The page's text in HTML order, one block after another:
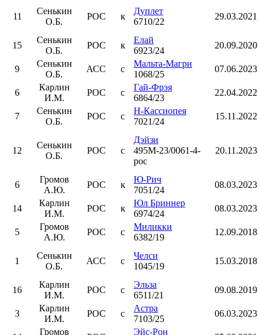
11
Сенькин
О.Б.
РОС к
Дуплет
6710/22
29.03.2021
15
Сенькин
О.Б.
РОС к
Елай
6923/24
20.09.2020
9
Сенькин
О.Б.
АСС с
Мальта-Магри
1068/25
07.06.2023
6
Карлин
И.М.
РОС с
Гай-Фрэя
6864/23
22.04.2022
7
Сенькин
О.Б.
РОС с
Н-Кассиопея
7021/24
15.11.2022
12
Сенькин
О.Б.
РОС с
Дэйзи
495М-23/0061-4-
рос
20.11.2023
6
Громов
А.Ю.
РОС к
Ю-Рич
7051/24
08.03.2023
14
Карлин
И.М.
РОС к
Юл Бриннер
6974/24
08.03.2023
5
Громов
А.Ю.
РОС с
Миликки
6382/19
12.09.2018
1
Сенькин
О.Б.
АСС с
Челси
1045/19
15.03.2018
16
Карлин
И.М.
РОС с
Эльза
6511/21
09.08.2019
3
Карлин
И.М.
РОС с
Астра
7103/25
06.03.2023
Громов Эйс-Рон